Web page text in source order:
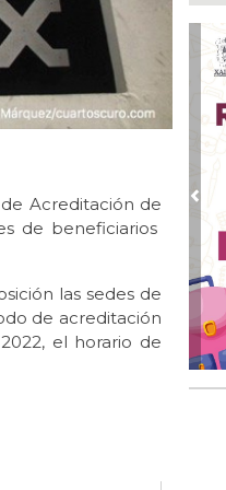
Acreditación de
de beneficiarios
las sedes de
de acreditación
el horario de